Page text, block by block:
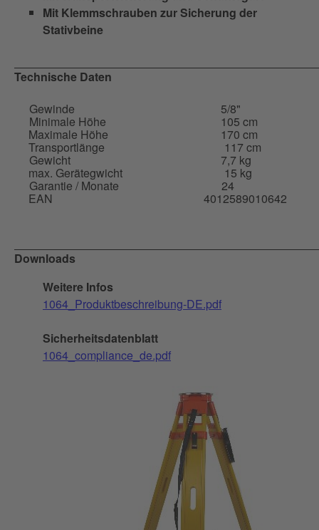
Mit Klemmschrauben zur Sicherung der
Stativbeine
Technische Daten
Gewinde
5/8"
Minimale Höhe 105 cm
Maximale Höhe 170 cm
Transportlänge 117 cm
Gewicht 7,7 kg
max. Gerätegwicht 15 kg
Garantie / Monate 24
EAN 4012589010642
Downloads
Weitere Infos
1064_Produktbeschreibung-DE.pdf
Sicherheitsdatenblatt
1064_compliance_de.pdf